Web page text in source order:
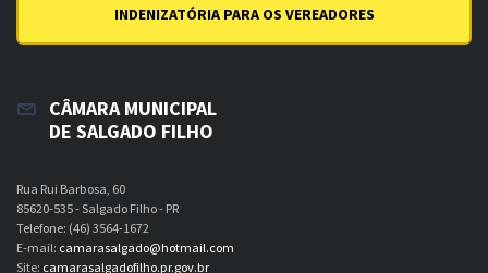
INDENIZATÓRIA PARA OS VEREADORES
CÂMARA MUNICIPAL
DE SALGADO FILHO
Rua Rui Barbosa, 60
85620-535 - Salgado Filho - PR
Telefone: (46) 3564-1672
E-mail: camarasalgado@hotmail.com
Site: camarasalgadofilho.pr.gov.br